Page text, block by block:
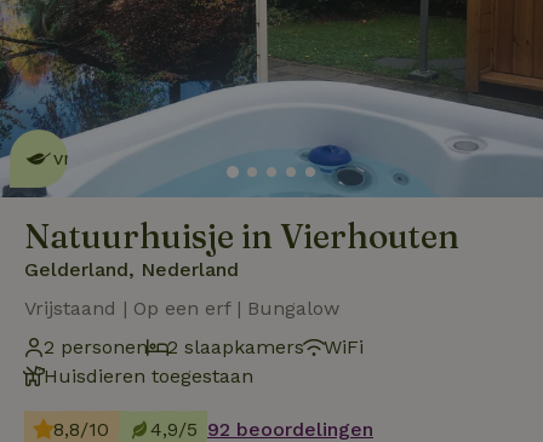
Dit natuurhuisje is eco-
vriendelijk
Natuurhuisje in Vierhouten
Gelderland, Nederland
Vrijstaand | Op een erf | Bungalow
2 personen
2 slaapkamers
WiFi
Huisdieren toegestaan
8,8/10 4,9/5 92 beoordelingen